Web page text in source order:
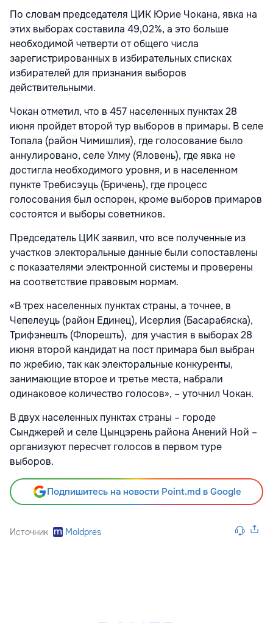
По словам председателя ЦИК Юрие Чокана, явка на
этих выборах составила 49,02%, а это больше
необходимой четверти от общего числа
зарегистрированных в избирательных списках
избирателей для признания выборов
действительными.
Чокан отметил, что в 457 населенных пунктах 28
июня пройдет второй тур выборов в примары. В селе
Топала (район Чимишлия), где голосование было
аннулировано, селе Улму (Яловень), где явка не
достигла необходимого уровня, и в населенном
пункте Требисэуць (Бричень), где процесс
голосования был оспорен, кроме выборов примаров
состоятся и выборы советников.
Председатель ЦИК заявил, что все полученные из
участков электоральные данные были сопоставлены
с показателями электронной системы и проверены
на соответствие правовым нормам.
«В трех населенных пунктах страны, а точнее, в
Чепелеуць (район Единец), Исерлия (Басарабяска),
Трифэнешть (Флорешть), для участия в выборах 28
июня второй кандидат на пост примара был выбран
по жребию, так как электоральные конкуренты,
занимающие второе и третье места, набрали
одинаковое количество голосов», – уточнил Чокан.
В двух населенных пунктах страны – городе
Сынджерей и селе Цынцэрень района Анений Ной –
организуют пересчет голосов в первом туре
выборов.
Подпишитесь на новости Point.md в Google
Источник Moldpres